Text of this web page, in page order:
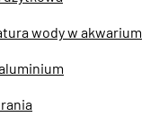
wody w akwarium